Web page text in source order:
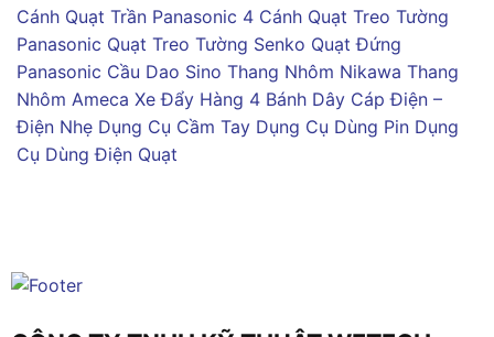
Cánh Quạt Trần Panasonic 4 Cánh Quạt Treo Tường
Panasonic Quạt Treo Tường Senko Quạt Đứng
Panasonic Cầu Dao Sino Thang Nhôm Nikawa Thang
Nhôm Ameca Xe Đẩy Hàng 4 Bánh Dây Cáp Điện –
Điện Nhẹ Dụng Cụ Cầm Tay Dụng Cụ Dùng Pin Dụng
Cụ Dùng Điện Quạt